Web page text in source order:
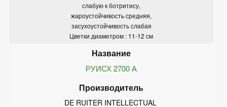
слабую к ботритису,
жароустойчивость средняя,
засухоустойчивость слабая
Цветки диаметром : 11-12 см
РУИСХ 2700 А
DE RUITER INTELLECTUAL